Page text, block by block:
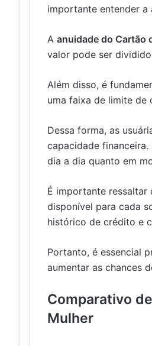
importante entender a
A anuidade do Cartão
valor pode ser
Além disso, é
uma faixa de limite de
Dessa forma, as
capacidade
dia a dia quanto em
É importante ressaltar
disponível para cada
histórico de crédito e
Portanto, é essencial
aumentar as chances
Comparativo
Mulher